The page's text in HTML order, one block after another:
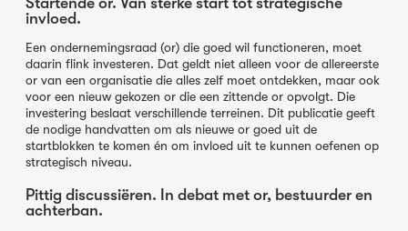
invloed.
Een ondernemingsraad (or) die goed wil functioneren, moet
daarin flink investeren. Dat geldt niet alleen voor de allereerste
or van een organisatie die alles zelf moet ontdekken, maar ook
voor een nieuw gekozen or die een zittende or opvolgt. Die
investering beslaat verschillende terreinen. Dit publicatie geeft
de nodige handvatten om als nieuwe or goed uit de
startblokken te komen én om invloed uit te kunnen oefenen op
strategisch niveau.
Pittig discussiëren. In debat met or, bestuurder en
achterban.